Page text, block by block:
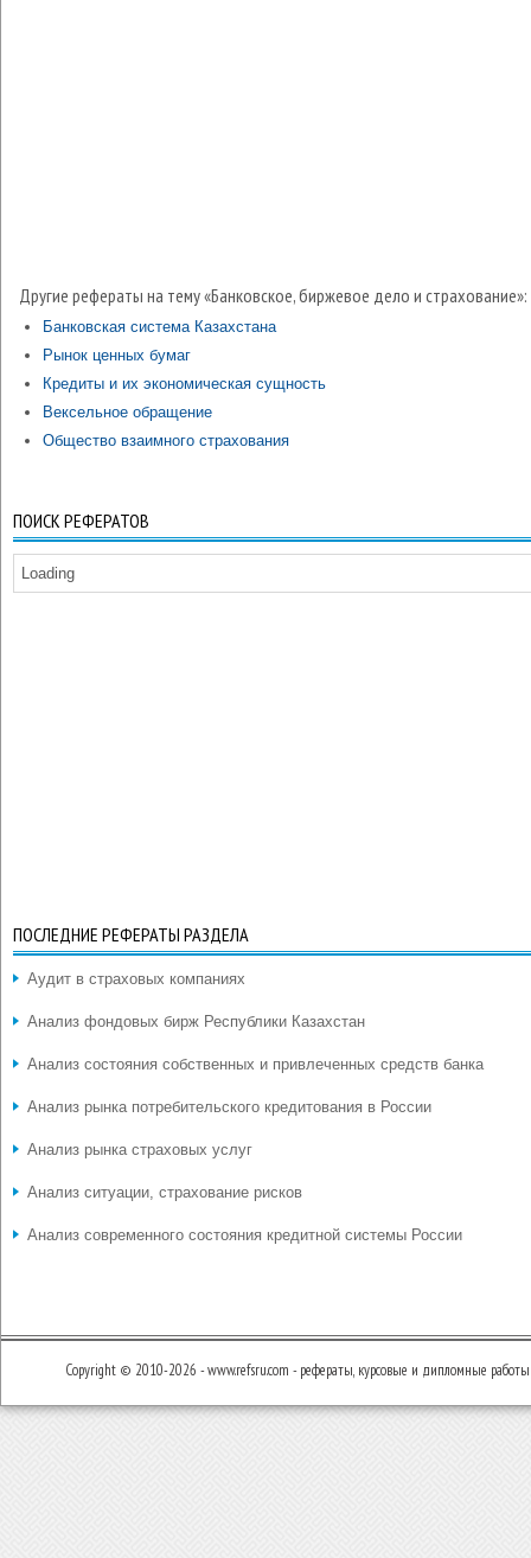
Другие рефераты на тему «Банковское, биржевое дело и страхование»:
Банковская система Казахстана
Рынок ценных бумаг
Кредиты и их экономическая сущность
Вексельное обращение
Общество взаимного страхования
ПОИСК РЕФЕРАТОВ
Loading
ПОСЛЕДНИЕ РЕФЕРАТЫ РАЗДЕЛА
Аудит в страховых компаниях
Анализ фондовых бирж Республики Казахстан
Анализ состояния собственных и привлеченных средств банка
Анализ рынка потребительского кредитования в России
Анализ рынка страховых услуг
Анализ ситуации, страхование рисков
Анализ современного состояния кредитной системы России
Copyright © 2010-2026 - www.refsru.com - рефераты, курсовые и дипломные работы